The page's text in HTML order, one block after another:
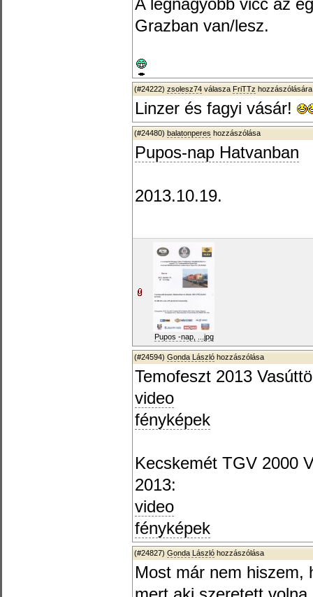
A legnagyobb vicc az
Grazban van/lesz.
(#24222) zsolesz74 válasza FriTTz
Linzer és fagyi vásár!
(#24480) balatonperes hozzászólása
Pupos-nap Hatvanban
2013.10.19.
Pupos -nap, ...jpg
(#24594) Gonda László hozzászólása
Temofeszt 2013
video
fényképek
Kecskemét TGV 2000
2013:
video
fényképek
(#24827) Gonda László hozzászólása
Most már nem hiszem,